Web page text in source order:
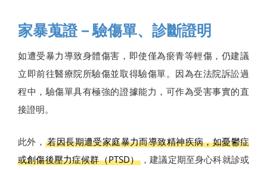
家暴蒐證－驗傷單、診斷證明
如遭受暴力導致身體傷害，即使僅為瘀青等輕傷，仍建議
立即前往醫療院所驗傷並取得驗傷單。因為在法院訴訟過
程中，驗傷單具有極強的證據能力，可作為受害事實的直
接證明。
此外，若因長期遭受家庭暴力而導致精神疾病，如憂鬱症
或創傷後壓力症候群（PTSD） ，建議定期至身心科就診或